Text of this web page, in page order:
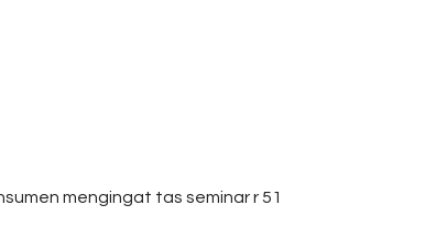
mengingat tas seminar r 51